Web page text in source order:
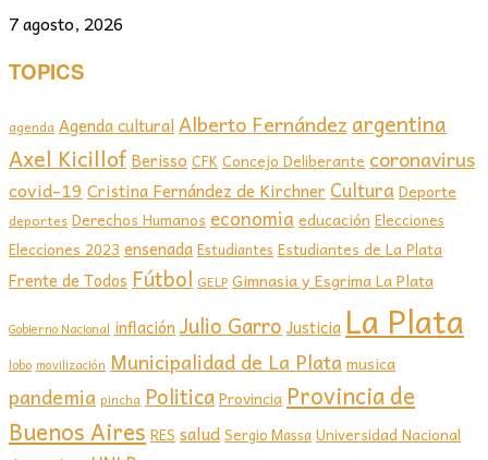
7 agosto, 2026
TOPICS
agenda Agenda culturalAlberto Fernández argentina
Axel Kicillof Berisso CFKConcejo Deliberante coronavirus
covid-19 Cristina Fernández de Kirchner Cultura Deporte
deportes Derechos Humanos economia educación Elecciones
Elecciones 2023 ensenada Estudiantes Estudiantes de La Plata
Frente de Todos Fútbol GELP Gimnasia y Esgrima La Plata
Gobierno Nacional inflación Julio Garro Justicia La Plata
lobo movilización Municipalidad de La Plata musica
pandemia pincha PoliticaProvincia Provincia de
Buenos Aires RES saludSergio MassaUniversidad Nacional